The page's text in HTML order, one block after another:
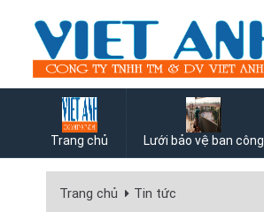
Trang chủ Lưới bảo vệ ban công
Trang chủ Tin tức